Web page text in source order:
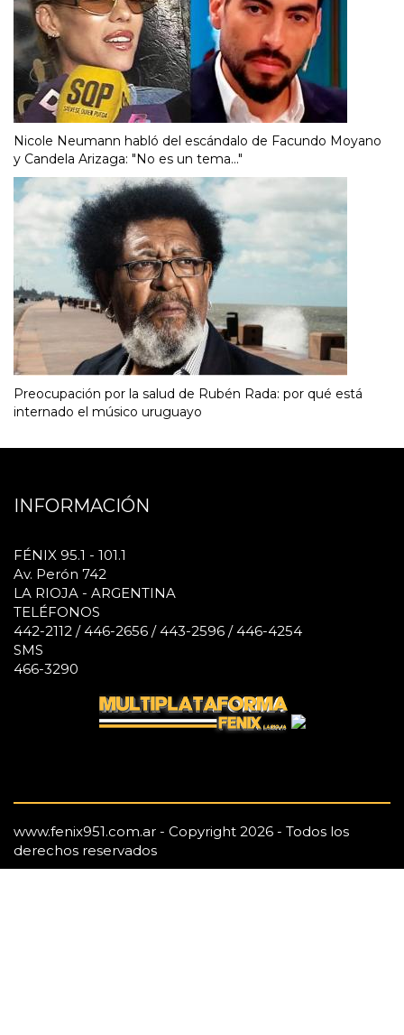
Nicole Neumann habló del escándalo de Facundo Moyano
y Candela Arizaga: "No es un tema..."
Preocupación por la salud de Rubén Rada: por qué está
internado el músico uruguayo
INFORMACIÓN
FÉNIX 95.1 - 101.1
Av. Perón 742
LA RIOJA - ARGENTINA
TELÉFONOS
442-2112 / 446-2656 / 443-2596 / 446-4254
SMS
466-3290
www.fenix951.com.ar - Copyright 2026 - Todos los
derechos reservados